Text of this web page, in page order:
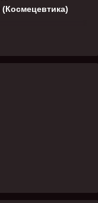
(Космецевтика)